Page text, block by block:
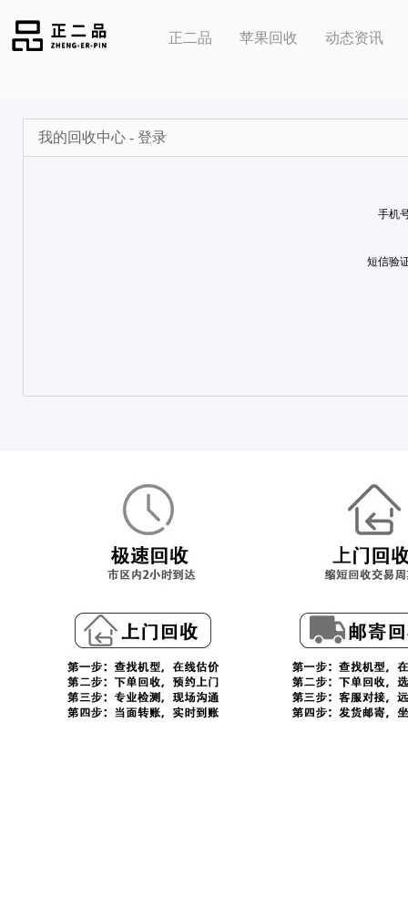
正二品 苹果回收 动态资讯